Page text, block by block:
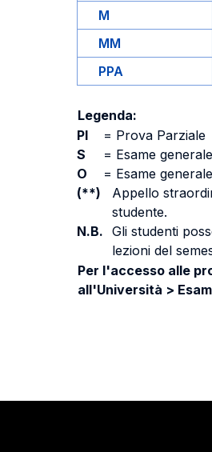
M
MM
PPA
Legenda:
PI
= Prova Parziale
S
= Esame
O
= Esame
(**)
Appello
studente.
N.B. Gli studenti
lezioni del
Per l'accesso alle
all'Università >